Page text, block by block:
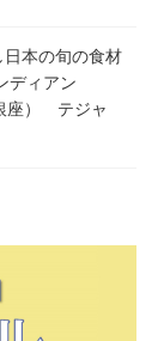
日本の旬の食材
ディアン
座） テジャ